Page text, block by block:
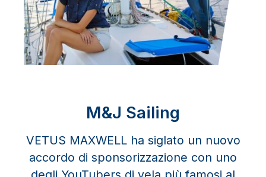
M&J Sailing
VETUS MAXWELL ha siglato un nuovo
accordo di sponsorizzazione con uno